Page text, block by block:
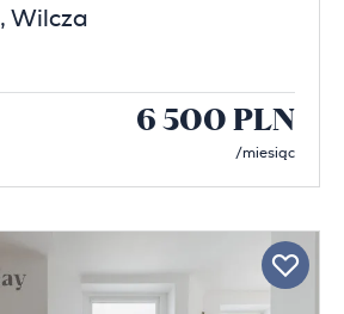
, Wilcza
6 500 PLN
/miesiąc